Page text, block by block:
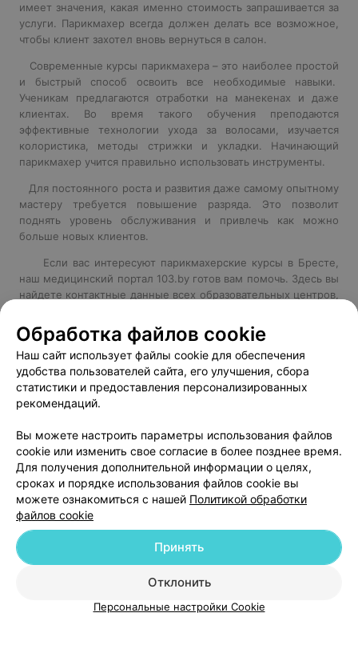
имеет значения, какая именно стоимость запрашивается за
услуги. Парикмахер всегда должен делать все возможное,
чтобы клиент захотел вновь вернуться в салон.
Современные курсы парикмахера – это наиболее простой
и быстрый способ освоить все необходимые навыки.
Ученикам предлагаются отработки на манекенах и даже
клиентах. Во время такого обучения преподаются
эффективные технологии ухода за волосами, изучается
колористика, методы стрижки и укладки. Начинающий
парикмахер учится правильно использовать инструменты.
Для постоянного роста и развития даже самому опытному
мастеру требуется повышение разряда. Это позволит
поднять уровень обслуживания и привлечь как можно
больше новых клиентов.
Если вас интересуют парикмахерские курсы в Бресте,
наш медицинский портал 103.by готов вам помочь. Здесь вы
найдете контактные данные всех образовательных центров,
выгодных условиях. Наша база данных включает в себе
наиболее актуальную информацию, номера телефонов,
схемы проездов и точные адреса.
Добавить специалиста
О проекте Новости проекта
Размещение рекламы
Медицинский маркетинг
Публичный договор
Пользовательское соглашение
Способы оплаты
Обработка файлов cookie
Наш сайт использует файлы cookie для обеспечения
удобства пользователей сайта, его улучшения, сбора
статистики и предоставления персонализированных
рекомендаций.
Вы можете настроить параметры использования файлов
cookie или изменить свое согласие в более позднее время.
Для получения дополнительной информации о целях,
сроках и порядке использования файлов cookie вы
можете ознакомиться с нашей Политикой обработки
файлов cookie
Отклонить
Принять
Персональные настройки Cookie